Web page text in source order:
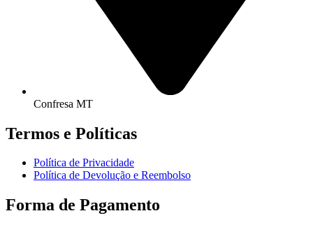
Confresa MT
Termos e Políticas
Política de Privacidade
Política de Devolução e Reembolso
Forma de Pagamento